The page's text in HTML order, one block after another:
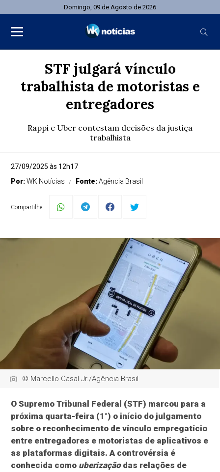
Domingo, 09 de Agosto de 2026
STF julgará vínculo
trabalhista de motoristas e
entregadores
Rappi e Uber contestam decisões da justiça
trabalhista
27/09/2025 às 12h17
Por:WK Notícias Fonte:Agência Brasil
Compartilhe:
© Marcello Casal Jr./Agência Brasil
O Supremo Tribunal Federal (STF) marcou para a
próxima quarta-feira (1°) o início do julgamento
sobre o reconhecimento de vínculo empregatício
entre entregadores e motoristas de aplicativos e
as plataformas digitais. A controvérsia é
conhecida como uberizaçãodas relações de